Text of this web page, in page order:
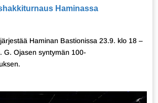
Haminassa
Haminan Bastionissa 23.9. klo 18 –
G. Ojasen syntymän 100-